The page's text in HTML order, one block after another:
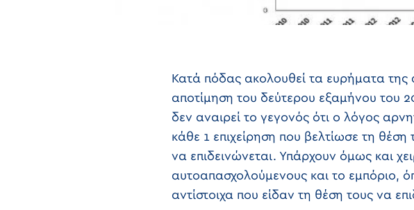
Κατά πόδας ακολουθεί τα ευρήματα της
αποτίμηση του δεύτερου εξαμήνου του
δεν αναιρεί το γεγονός ότι ο λόγος
κάθε 1 επιχείρηση που βελτίωσε τη
να επιδεινώνεται. Υπάρχουν όμως και
αυτοαπασχολούμενους και το εμπόριο,
αντίστοιχα που είδαν τη θέση τους να